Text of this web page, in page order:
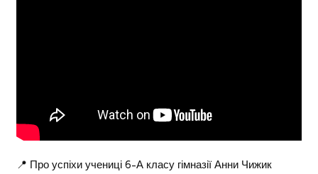
📍 Про успіхи учениці 6-А класу гімназії Анни Чижик